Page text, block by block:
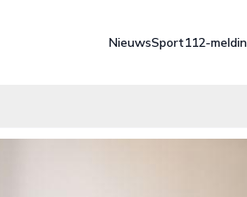
NieuwsSport112-